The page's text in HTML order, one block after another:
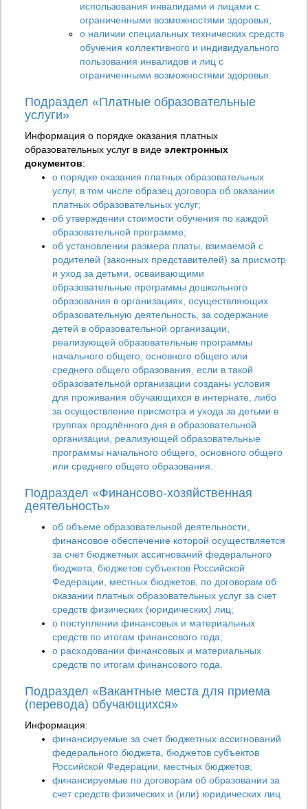
использования инвалидами и лицами с
ограниченными возможностями здоровья;
о наличии специальных технических средств
обучения коллективного и индивидуального
пользования инвалидов и лиц с
ограниченными возможностями здоровья.
Подраздел «Платные образовательные
услуги»
Информация о порядке оказания платных
образовательных услуг в виде электронных
документов:
о порядке оказания платных образовательных
услуг, в том числе образец договора об оказании
платных образовательных услуг;
об утверждении стоимости обучения по каждой
образовательной программе;
об установлении размера платы, взимаемой с
родителей (законных представителей) за присмотр
и уход за детьми, осваивающими
образовательные программы дошкольного
образования в организациях, осуществляющих
образовательную деятельность, за содержание
детей в образовательной организации,
реализующей образовательные программы
начального общего, основного общего или
среднего общего образования, если в такой
образовательной организации созданы условия
для проживания обучающихся в интернате, либо
за осуществление присмотра и ухода за детьми в
группах продлённого дня в образовательной
организации, реализующей образовательные
программы начального общего, основного общего
или среднего общего образования.
Подраздел «Финансово-хозяйственная
деятельность»
об объеме образовательной деятельности,
финансовое обеспечение которой осуществляется
за счет бюджетных ассигнований федерального
бюджета, бюджетов субъектов Российской
Федерации, местных бюджетов, по договорам об
оказании платных образовательных услуг за счет
средств физических (юридических) лиц;
о поступлении финансовых и материальных
средств по итогам финансового года;
о расходовании финансовых и материальных
средств по итогам финансового года.
Подраздел «Вакантные места для приема
(перевода) обучающихся»
Информация:
финансируемые за счет бюджетных ассигнований
федерального бюджета, бюджетов субъектов
Российской Федерации, местных бюджетов;
финансируемые по договорам об образовании за
счет средств физических и (или) юридических лиц